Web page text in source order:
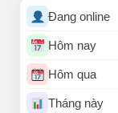
Buôn Hrat
BUÔN HUÊ (4)
Buôn Ju(21)
Buôn KBu
Buôn Ko Đung(1)
Buôn Komleo(4)
Đang online
Hôm nay
Hôm qua
Tháng này